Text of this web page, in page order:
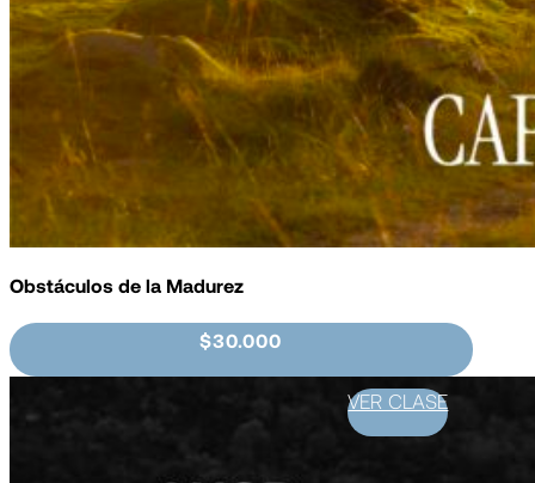
Obstáculos de la Madurez
$30.000
VER CLASE